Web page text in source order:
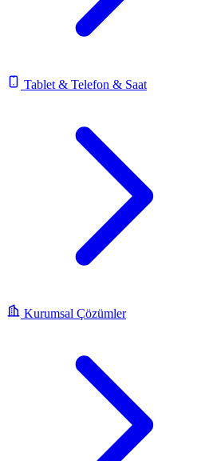
Tablet & Telefon & Saat
Kurumsal Çözümler